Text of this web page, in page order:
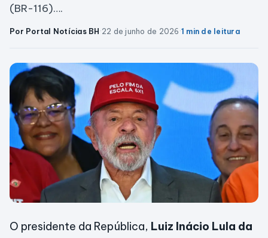
(BR-116)….
Por Portal Notícias BH·22 de junho de 2026·1 min de leitura
O presidente da República, Luiz Inácio Lula da